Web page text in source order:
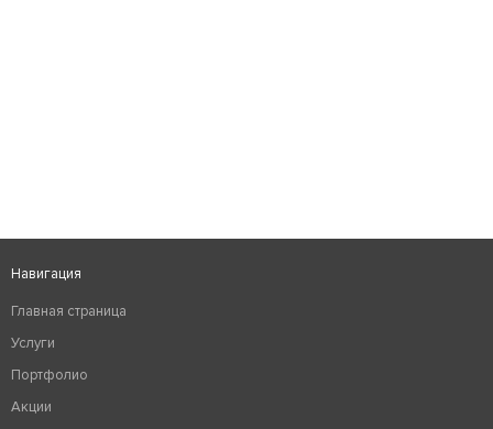
Навигация
Главная страница
Услуги
Портфолио
Акции